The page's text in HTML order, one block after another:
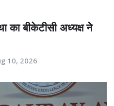
का बीकेटीसी अध्यक्ष ने
10, 2026